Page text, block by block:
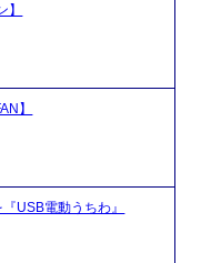
】
USB電動うちわ』